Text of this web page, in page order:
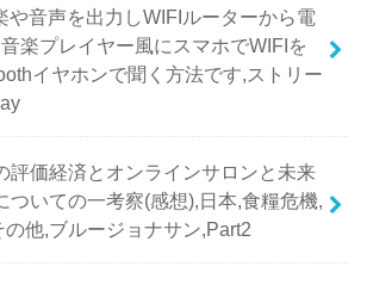
や音声を出力しWIFIルーターから電
楽プレイヤー風にスマホでWIFIを
イヤホンで聞く方法です,ストリー
評価経済とオンラインサロンと未来
ついての一考察(感想),日本,食糧危機,
の他,ブルージョナサン,Part2